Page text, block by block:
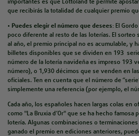
que recibirás la totalidad de cualquier premio
• Puedes elegir el número que desees: El
poco diferente al resto de las loterías. El sorteo
al año, el premio principal no es acumulable, y
billetes disponibles que se dividen en 193
número de la lotería navideña es impreso 193
número), o 1,930 décimos que se venden en
oficiales. Ten en cuenta que el número de
simplemente una referencia (por ejemplo, el
Cada año, los españoles hacen largas colas en
como "La Bruxia d’Or" que se ha hecho famosa
lotería. Algunas combinaciones o
ganado el premio en ediciones anteriores,